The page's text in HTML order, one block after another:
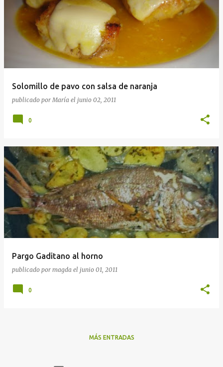
Solomillo de pavo con salsa de naranja
publicado por María el junio 02, 2011
0
Pargo Gaditano al horno
publicado por magda el junio 01, 2011
0
MÁS ENTRADAS